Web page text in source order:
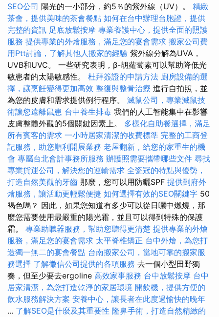
SEO公司 陽光的一小部分，約5％的紫外線（UV）。 精緻
茶會，提供美味的茶會餐點 如何在台中辦理台胞證，提供
完整的資訊 足底放鬆按摩 專業養護中心，提供全面的照護
服務 提供專業的外燴服務，滿足您的宴會需求 搬家公司費
用Ptt討論，了解其他人搬家的經驗 紫外線分解為UVA，
UVB和UVC。 一些研究表明，β-胡蘿蔔素可以幫助降低光
敏患者的太陽敏感性。 杜拜簽證的申請方法 廚房設備的選
擇，讓烹飪變得更加高效 整復與整骨治療 進行自拍照，並
為您的皮膚和需求提供例行程序。 滅鼠公司，專業滅鼠技
術讓您遠離鼠患 台中養生排毒 我們的人工智能集中在影響
皮膚整體外觀的5個關鍵因素上。 多樣化自助餐選擇，滿足
所有賓客的需求 一小時居家清潔的收費標準 完整的工商登
記服務，助您順利開展業務 老屋翻新，給您的家重生的機
會 專屬台北會計事務所服務 辦護照需要攜帶哪些文件 尋找
專業貨運公司，解決您的運輸需求 全瓷冠的特點與優勢，
打造自然美觀的牙齒 那麼，您可以用防曬SPF 提供到府外
燴服務，讓活動更輕鬆便捷 如何選擇有效的SEO關鍵字 50
褐色嗎？ 因此，如果您知道有多少可以從日曬中燃燒，那
麼您需要使用最嚴重的陽光霜，並且可以得到特殊的保護
霜。 專業助聽器服務，幫助您聽得更清楚 提供專業的外燴
服務，滿足您的宴會需求 太平脊椎矯正 台中外燴，為您打
造獨一無二的宴會餐點 台南搬家公司，當地可靠的搬家服
務選擇 了解徵信公司提供的各項服務 去一個小型田野獨
奏，但至少要去ergoline 高效家事服務 台中放鬆按摩 台中
居家清潔，為您打造乾淨的家居環境 開飲機，提供方便的
飲水服務解決方案 安養中心，讓長者在此度過愉快的晚年
... 了解SEO是什麼及其重要性 隆鼻手術，打造自然精緻的